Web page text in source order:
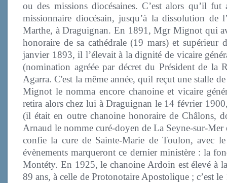
ou des missions diocésaines. C’est alors qu’il
missionnaire diocésain, jusqu’à la dissolution
Marthe, à Draguignan. En 1891, Mgr Mignot qui
honoraire de sa cathédrale (19 mars) et
janvier 1893, il l’élevait à la dignité de vicaire
(nomination agréée par décret du Président de la
Agarra. C'est la même année, quil reçut une stalle
Mignot le nomma encore chanoine et vicaire
retira alors chez lui à Draguignan le 14 février
(il était en outre chanoine honoraire de
Arnaud le nomme curé-doyen de La Seyne-sur-
confie la cure de Sainte-Marie de Toulon, avec
évènements marqueront ce dernier ministère : la
Montéty. En 1925, le chanoine Ardoin est élevé à
89 ans, à celle de Protonotaire Apostolique ; c’est